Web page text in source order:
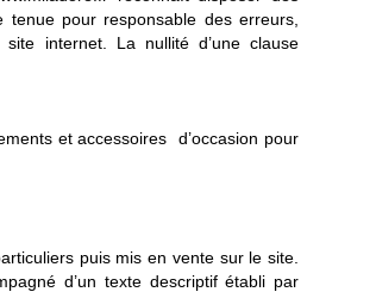
pour responsable des erreurs,
internet. La nullité d’une clause
et accessoires d’occasion pour
puis mis en vente sur le site.
d’un texte descriptif établi par